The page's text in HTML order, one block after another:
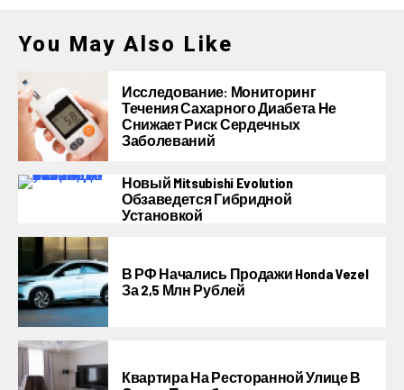
You May Also Like
Исследование: Мониторинг
Течения Сахарного Диабета Не
Снижает Риск Сердечных
Заболеваний
Новый Mitsubishi Evolution
Обзаведется Гибридной
Установкой
В РФ Начались Продажи Honda Vezel
За 2,5 Млн Рублей
Квартира На Ресторанной Улице В